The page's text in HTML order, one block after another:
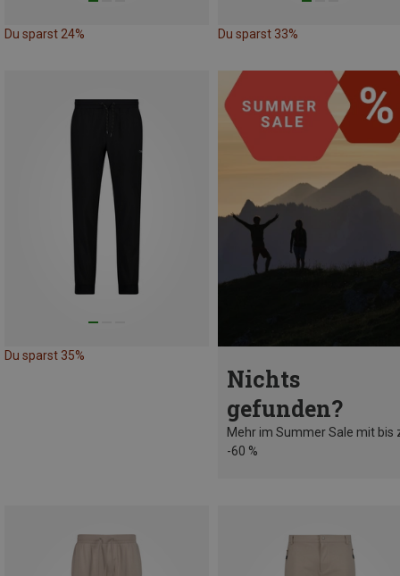
Du sparst 24% Du sparst 33%
Du sparst 35%
Nichts
gefunden?
Mehr im Summer Sale mit bis
-60 %